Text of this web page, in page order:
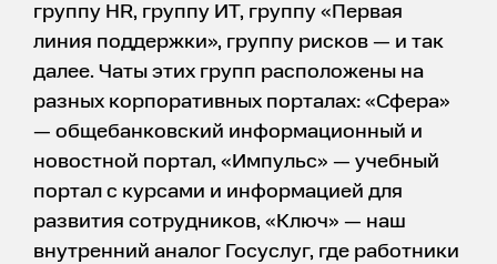
группу HR, группу ИТ, группу «Первая
линия поддержки», группу рисков — и так
далее. Чаты этих групп расположены на
разных корпоративных порталах: «Сфера»
— общебанковский информационный и
новостной портал, «Импульс» — учебный
портал с курсами и информацией для
развития сотрудников, «Ключ» — наш
внутренний аналог Госуслуг, где работники